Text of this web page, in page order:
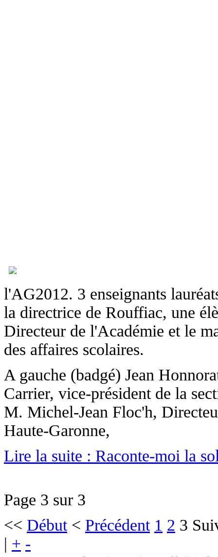
l'AG2012. 3 enseignants
la directrice de Rouffiac, une
Directeur de l'Académie et le
des affaires scolaires.
A gauche (badgé) Jean
Carrier, vice-président de la
M. Michel-Jean Floc'h,
Haute-Garonne,
Lire la suite : Raconte-moi la
Page 3 sur 3
<< Début< Précédent 1 2 3
| + -